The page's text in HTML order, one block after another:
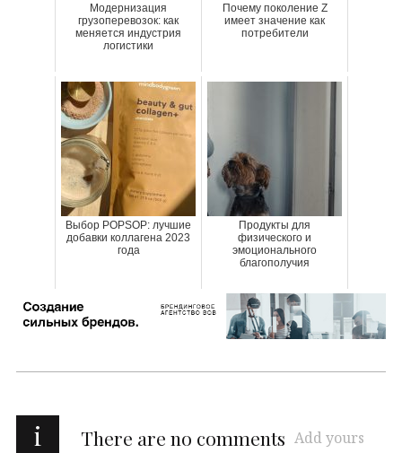
Модернизация
грузоперевозок: как
меняется индустрия
логистики
Почему поколение Z
имеет значение как
потребители
Выбор POPSOP: лучшие
добавки коллагена 2023
года
Продукты для
физического и
эмоционального
благополучия
i There are no comments Add yours